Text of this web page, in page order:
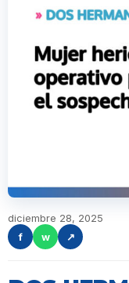
diciembre 28, 2025
f
w ↗